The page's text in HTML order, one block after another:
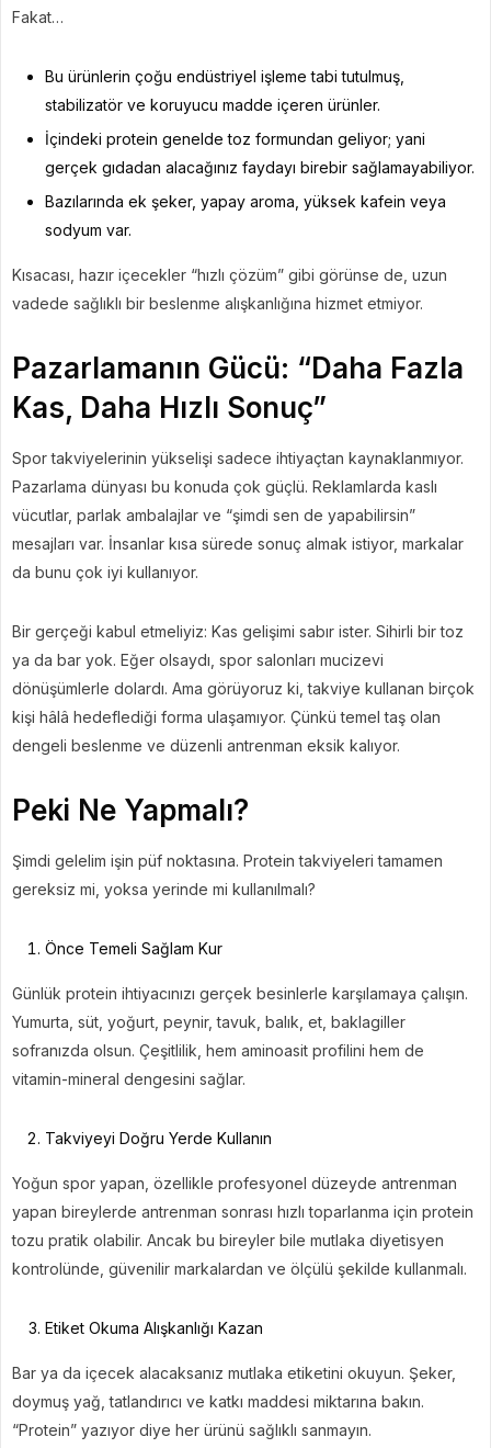
Fakat…
Bu ürünlerin çoğu endüstriyel işleme tabi tutulmuş,
stabilizatör ve koruyucu madde içeren ürünler.
İçindeki protein genelde toz formundan geliyor; yani
gerçek gıdadan alacağınız faydayı birebir sağlamayabiliyor.
Bazılarında ek şeker, yapay aroma, yüksek kafein veya
sodyum var.
Kısacası, hazır içecekler “hızlı çözüm” gibi görünse de, uzun
vadede sağlıklı bir beslenme alışkanlığına hizmet etmiyor.
Pazarlamanın Gücü: “Daha Fazla
Kas, Daha Hızlı Sonuç”
Spor takviyelerinin yükselişi sadece ihtiyaçtan kaynaklanmıyor.
Pazarlama dünyası bu konuda çok güçlü. Reklamlarda kaslı
vücutlar, parlak ambalajlar ve “şimdi sen de yapabilirsin”
mesajları var. İnsanlar kısa sürede sonuç almak istiyor, markalar
da bunu çok iyi kullanıyor.
Bir gerçeği kabul etmeliyiz: Kas gelişimi sabır ister. Sihirli bir toz
ya da bar yok. Eğer olsaydı, spor salonları mucizevi
dönüşümlerle dolardı. Ama görüyoruz ki, takviye kullanan birçok
kişi hâlâ hedeflediği forma ulaşamıyor. Çünkü temel taş olan
dengeli beslenme ve düzenli antrenman eksik kalıyor.
Peki Ne Yapmalı?
Şimdi gelelim işin püf noktasına. Protein takviyeleri tamamen
gereksiz mi, yoksa yerinde mi kullanılmalı?
Önce Temeli Sağlam Kur
Günlük protein ihtiyacınızı gerçek besinlerle karşılamaya çalışın.
Yumurta, süt, yoğurt, peynir, tavuk, balık, et, baklagiller
sofranızda olsun. Çeşitlilik, hem aminoasit profilini hem de
vitamin-mineral dengesini sağlar.
Takviyeyi Doğru Yerde Kullanın
Yoğun spor yapan, özellikle profesyonel düzeyde antrenman
yapan bireylerde antrenman sonrası hızlı toparlanma için protein
tozu pratik olabilir. Ancak bu bireyler bile mutlaka diyetisyen
kontrolünde, güvenilir markalardan ve ölçülü şekilde kullanmalı.
Etiket Okuma Alışkanlığı Kazan
Bar ya da içecek alacaksanız mutlaka etiketini okuyun. Şeker,
doymuş yağ, tatlandırıcı ve katkı maddesi miktarına bakın.
“Protein” yazıyor diye her ürünü sağlıklı sanmayın.